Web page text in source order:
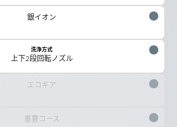
銀イオン
洗浄方式
上下2段回転ノズル
エコギア
重曹コース